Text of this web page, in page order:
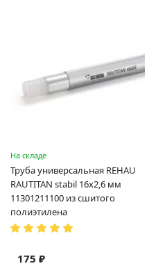
На складе
Труба универсальная REHAU
RAUTITAN stabil 16х2,6 мм
11301211100 из сшитого
полиэтилена
175 ₽